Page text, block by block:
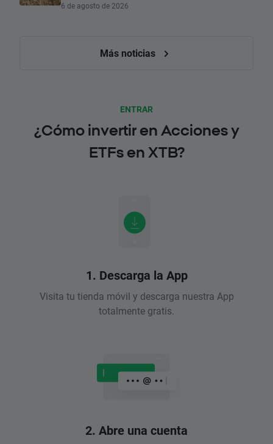
6 de agosto de 2026
Más noticias
ENTRAR
¿Cómo invertir en Acciones y
ETFs en XTB?
1. Descarga la App
Visita tu tienda móvil y descarga nuestra App
totalmente gratis.
2. Abre una cuenta